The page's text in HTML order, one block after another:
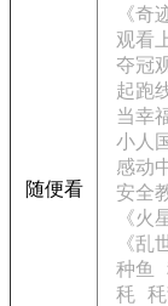
随便看
《奇
观看
夺冠
起跑
当幸
小人
感动
安全
《火
《乱
种鱼
秏